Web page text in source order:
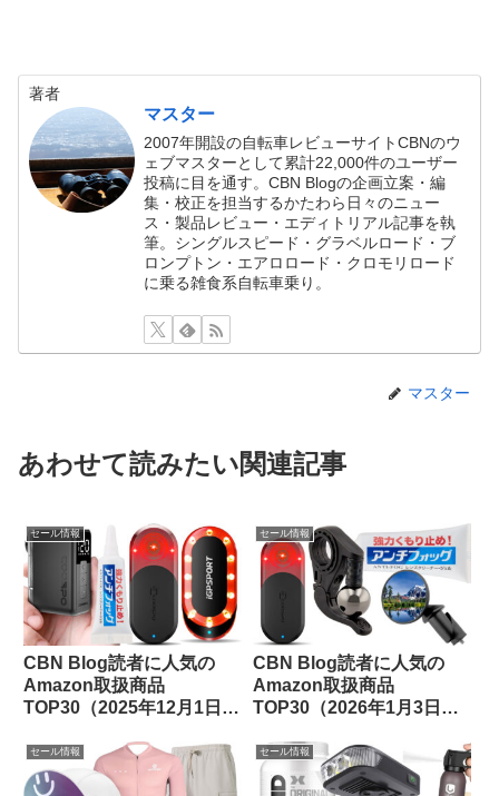
著者
マスター
2007年開設の自転車レビューサイトCBNのウ
ェブマスターとして累計22,000件のユーザー
投稿に目を通す。CBN Blogの企画立案・編
集・校正を担当するかたわら日々のニュー
ス・製品レビュー・エディトリアル記事を執
筆。シングルスピード・グラベルロード・ブ
ロンプトン・エアロロード・クロモリロード
に乗る雑食系自転車乗り。
マスター
あわせて読みたい関連記事
セール情報
CBN Blog読者に人気の
Amazon取扱商品
TOP30（2025年12月1日
セール情報
CBN Blog読者に人気の
Amazon取扱商品
TOP30（2026年1月3日
セール情報 セール情報